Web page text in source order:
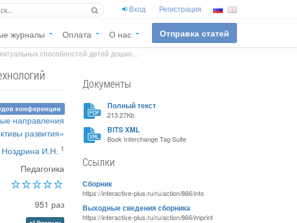
Вход Регистрация
журналы Оплата О нас Отправка статей
способностей детей дошко...
конференции
направления
развития»
Ноздрина И.Н. 1
Педагогика
951 раз
Документы
Полный текст
213.27Kb
BITS XML
Book Interchange Tag Suite
Ссылки
Сборник
https://interactive-plus.ru/ru/action/866/info
Выходные сведения сборника
https://interactive-plus.ru/ru/action/866/imprint